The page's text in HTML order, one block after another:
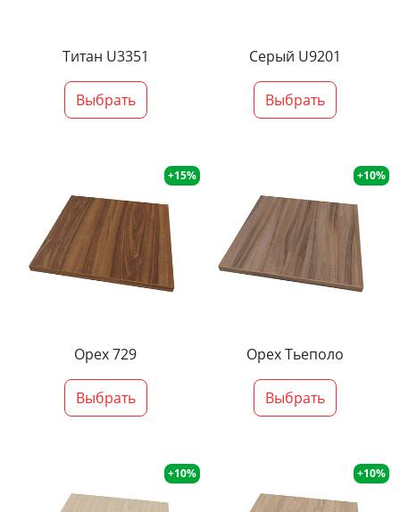
Титан U3351
Выбрать
Серый U9201
Выбрать
+15%
Орех 729
Выбрать
+10%
Орех Тьеполо
Выбрать
+10% +10%